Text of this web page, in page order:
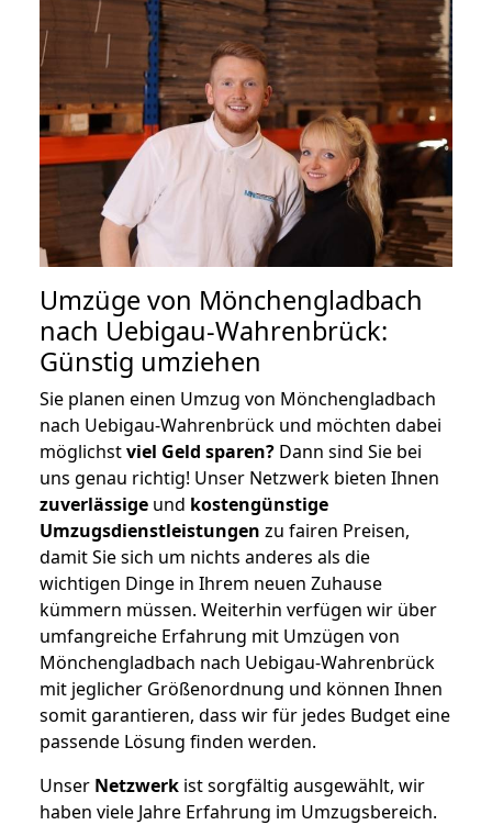
Umzüge von Mönchengladbach
nach Uebigau-Wahrenbrück:
Günstig umziehen
Sie planen einen Umzug von Mönchengladbach
nach Uebigau-Wahrenbrück und möchten dabei
möglichstviel Geld sparen? Dann sind Sie bei
uns genau richtig! Unser Netzwerk bieten Ihnen
zuverlässige und kostengünstige
Umzugsdienstleistungen zu fairen Preisen,
damit Sie sich um nichts anderes als die
wichtigen Dinge in Ihrem neuen Zuhause
kümmern müssen. Weiterhin verfügen wir über
umfangreiche Erfahrung mit Umzügen von
Mönchengladbach nach Uebigau-Wahrenbrück
mit jeglicher Größenordnung und können Ihnen
somit garantieren, dass wir für jedes Budget eine
passende Lösung finden werden.
Unser Netzwerk ist sorgfältig ausgewählt, wir
haben viele Jahre Erfahrung im Umzugsbereich.